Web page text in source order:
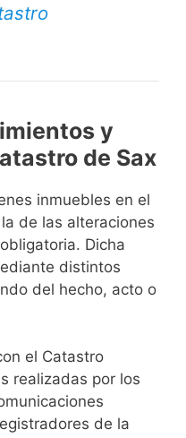
y
de Sax
inmuebles en el
de las alteraciones
Dicha
distintos
del hecho, acto o
el Catastro
realizadas por los
de la